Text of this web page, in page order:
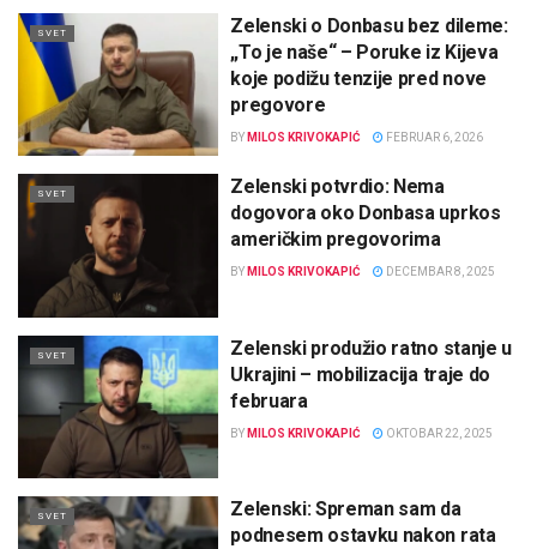
SVET
Zelenski o Donbasu bez dileme:
„To je naše“ – Poruke iz Kijeva
koje podižu tenzije pred nove
pregovore
BY MILOS KRIVOKAPIĆ FEBRUAR 6, 2026
SVET
Zelenski potvrdio: Nema
dogovora oko Donbasa uprkos
američkim pregovorima
BY MILOS KRIVOKAPIĆ DECEMBAR 8, 2025
SVET
Zelenski produžio ratno stanje u
Ukrajini – mobilizacija traje do
februara
BY MILOS KRIVOKAPIĆ OKTOBAR 22, 2025
SVET
Zelenski: Spreman sam da
podnesem ostavku nakon rata